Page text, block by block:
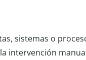
sistemas o
intervención